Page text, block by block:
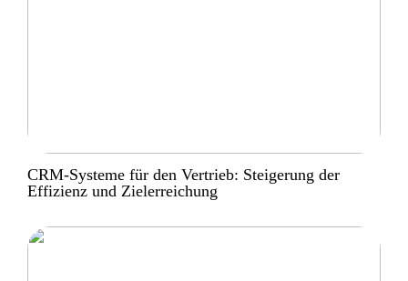
CRM-Systeme für den Vertrieb: Steigerung der
Effizienz und Zielerreichung